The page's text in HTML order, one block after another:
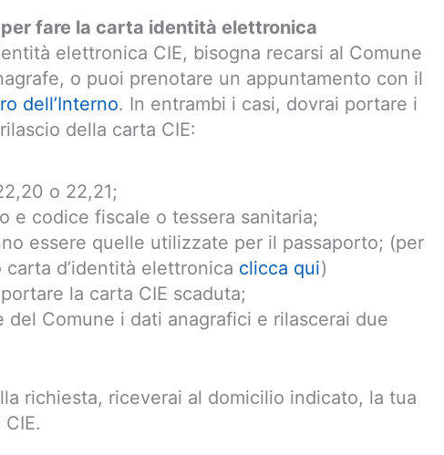
fare la carta identità elettronica
elettronica CIE, bisogna recarsi al Comune
o puoi prenotare un appuntamento con il
dell’Interno. In entrambi i casi, dovrai portare i
della carta CIE:
o 22,21;
e codice fiscale o tessera sanitaria;
essere quelle utilizzate per il passaporto; (per
d’identità elettronica clicca qui)
la carta CIE scaduta;
del Comune i dati anagrafici e rilascerai due
richiesta, riceverai al domicilio indicato, la tua